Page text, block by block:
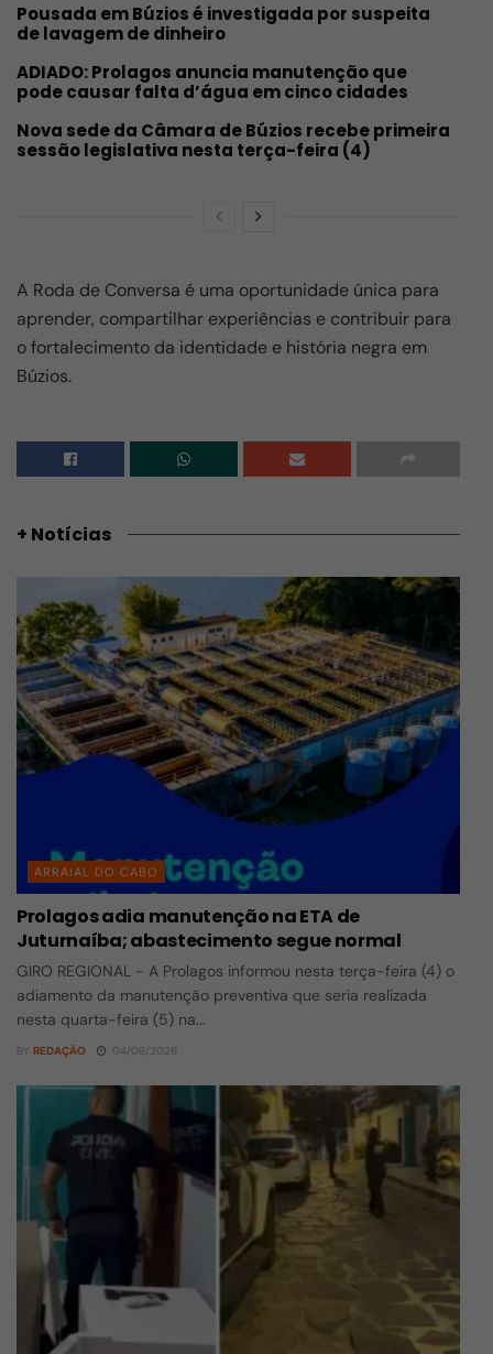
Pousada em Búzios é investigada por suspeita
de lavagem de dinheiro
ADIADO: Prolagos anuncia manutenção que
pode causar falta d’água em cinco cidades
Nova sede da Câmara de Búzios recebe primeira
sessão legislativa nesta terça-feira (4)
A Roda de Conversa é uma oportunidade única para
aprender, compartilhar experiências e contribuir para
o fortalecimento da identidade e história negra em
Búzios.
+ Notícias
ARRAIAL DO CABO
Prolagos adia manutenção na ETA de
Juturnaíba; abastecimento segue normal
GIRO REGIONAL - A Prolagos informou nesta terça-feira (4) o
adiamento da manutenção preventiva que seria realizada
nesta quarta-feira (5) na...
BY REDAÇÃO 04/08/2026